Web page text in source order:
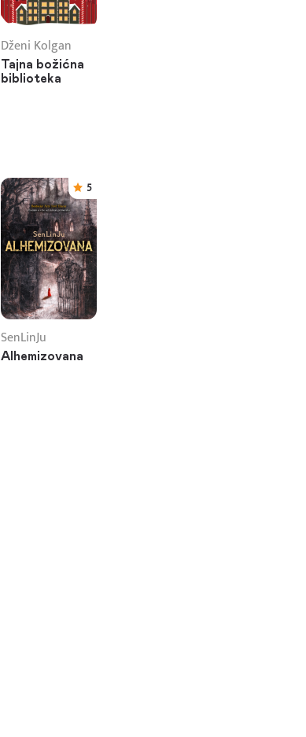
Dženi Kolgan
Tajna božićna
biblioteka
5
SenLinJu
Alhemizovana